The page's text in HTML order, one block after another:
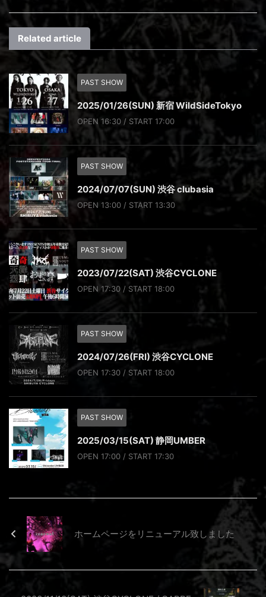
Related article
PAST SHOW
2025/01/26(SUN) 新宿 WildSideTokyo
OPEN 16:30 / START 17:00
PAST SHOW
2024/07/07(SUN) 渋谷 clubasia
OPEN 13:00 / START 13:30
PAST SHOW
2023/07/22(SAT) 渋谷CYCLONE
OPEN 17:30 / START 18:00
PAST SHOW
2024/07/26(FRI) 渋谷CYCLONE
OPEN 17:30 / START 18:00
PAST SHOW
2025/03/15(SAT) 静岡UMBER
OPEN 17:00 / START 17:30
ホームページをリニューアル致しました